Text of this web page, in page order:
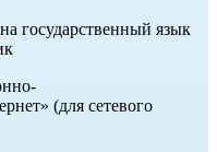
государственный язык
(для сетевого